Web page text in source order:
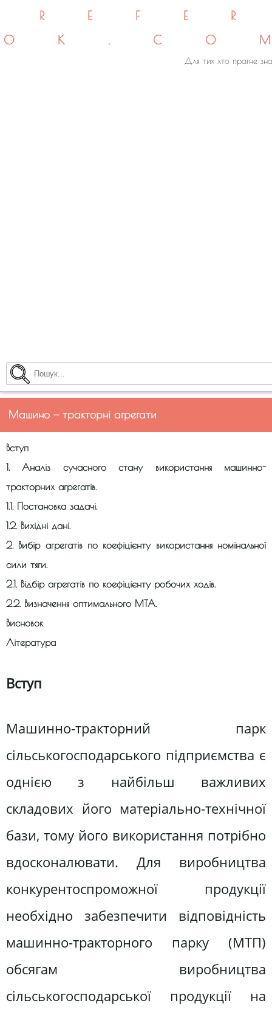
Для тих хто прагне
Машино — тракторні агрегати
Вступ
1. Аналіз сучасного стану використання машинно-
тракторних агрегатів.
1.1. Постановка задачі.
1.2. Вихідні дані.
2. Вибір агрегатів по коефіцієнту використання номінальної
сили тяги.
2.1. Відбір агрегатів по коефіцієнту робочих ходів.
2.2. Визначення оптимального МТА.
Висновок
Література
Вступ
Машинно-тракторний парк
сільськогосподарського підприємства є
однією з найбільш важливих
складових його матеріально-технічної
бази, тому його використання потрібно
вдосконалювати. Для виробництва
конкурентоспроможної продукції
необхідно забезпечити відповідність
машинно-тракторного парку (МТП)
обсягам виробництва
сільськогосподарської продукції на